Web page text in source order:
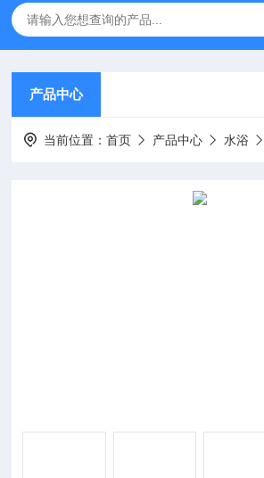
产品中心
当前位置：首页 产品中心 水浴